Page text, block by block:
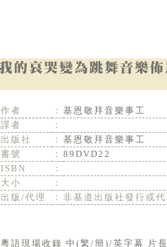
作者 ： 基恩敬拜音樂事工
譯者
：
出版社
： 基恩敬拜音樂事工
書號
： 89DVD22
ISBN
：
大小
：
出版/代理
： 非基道出版社發行或
粵語現場收錄 中(繁/簡)/英字幕 片